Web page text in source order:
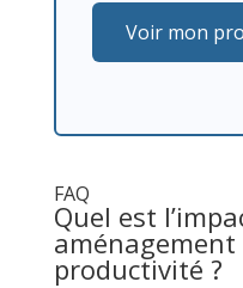
Voir mon
FAQ
Quel est
productivité ?